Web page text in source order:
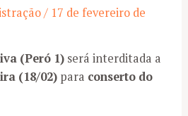
/ 17 de fevereiro de
(Peró 1) será interditada a
(18/02) para conserto do